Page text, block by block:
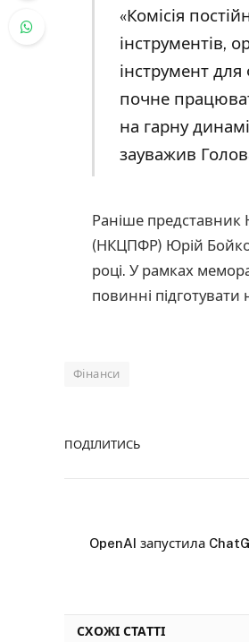
«Комісія
інструментів,
інструмент
почне
на гарну
зауважив
Раніше представник
(НКЦПФР) Юрій
році. У рамках
повинні підготувати
Фінанси
ПОДІЛИТИСЬ
OpenAI запустила
СХОЖІ СТАТТІ